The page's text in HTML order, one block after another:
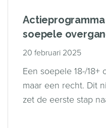
soepele
20 februari 2025
Een soepele 18-/
maar een recht. Dit
zet de eerste stap